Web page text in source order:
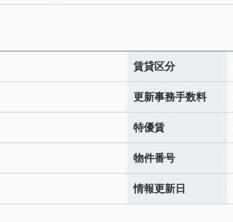
賃貸区分
更新事務手数料
特優賃
物件番号
情報更新日